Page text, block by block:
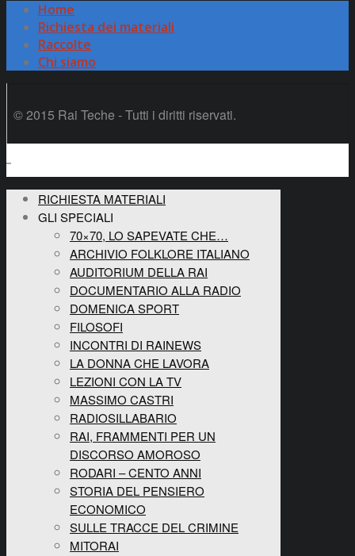
Home
Richiesta dei materiali
Raccolte
Chi siamo
© 2015 Rai Teche - Tutti i diritti riservati.
RICHIESTA MATERIALI
GLI SPECIALI
70×70, LO SAPEVATE CHE…
ARCHIVIO FOLKLORE ITALIANO
AUDITORIUM DELLA RAI
DOCUMENTARIO ALLA RADIO
DOMENICA SPORT
FILOSOFI
INCONTRI DI RAINEWS
LA DONNA CHE LAVORA
LEZIONI CON LA TV
MASSIMO CASTRI
RADIOSILLABARIO
RAI, FRAMMENTI PER UN
DISCORSO AMOROSO
RODARI – CENTO ANNI
STORIA DEL PENSIERO
ECONOMICO
SULLE TRACCE DEL CRIMINE
MITORAI